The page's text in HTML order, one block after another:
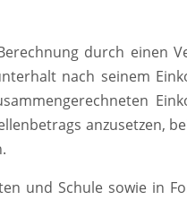
durch einen
nach seinem
anzusetzen,
und Schule sowie in